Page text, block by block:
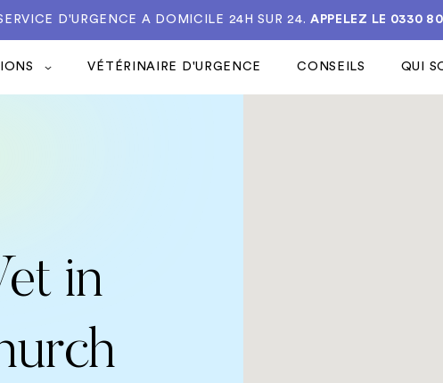
D'URGENCE A DOMICILE 24H SUR 24. APPELEZ LE 0330
VÉTÉRINAIRE D'URGENCE CONSEILS QUI
in